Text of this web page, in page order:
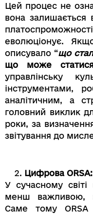
Цей процес не
вона залишається
еволюціонує.
описувало “що
що може
управлінську
інструментами,
аналітичним, а
головний виклик
роки, за
звітування до
Цифрова ORSA:
У сучасному світі
менш важливою,
Саме тому ORSA